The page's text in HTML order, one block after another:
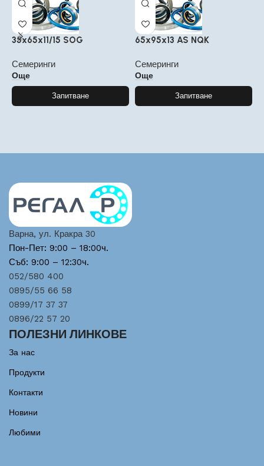
35x65x11/15 SOG
Семеринги
Още
Запитване
65x95x13 AS NQK
Семеринги
Още
Запитване
Варна, ул. Кракра 30
Пон-Пет: 9:00 – 18:00ч.
Съб: 9:00 – 12:30ч.
052/580 400
0895/55 66 58
0899/17 37 37
0896/22 57 20
ПОЛЕЗНИ ЛИНКОВЕ
За нас
Продукти
Контакти
Новини
Любими